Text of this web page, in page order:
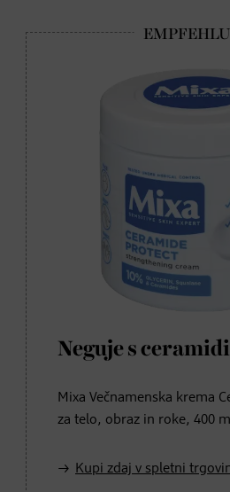
Neguje s ceramidi
Mixa Večnamenska krema
za telo, obraz in roke, 400
Kupi zdaj v spletni